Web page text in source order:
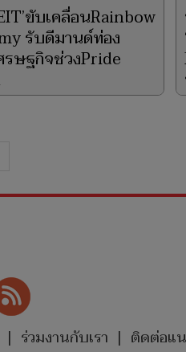
ขับเคลื่อนRainbow
รับดีมานด์ท่อง
รษฐกิจช่วงPride
| ร่วมงานกับเรา | ติดต่อแ